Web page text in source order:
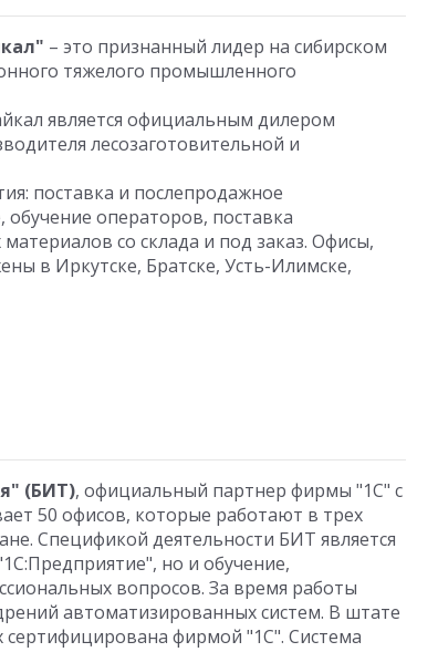
– это признанный лидер на сибирском
тяжелого промышленного
является официальным дилером
лесозаготовительной и
поставка и послепродажное
операторов, поставка
со склада и под заказ. Офисы,
в Иркутске, Братске, Усть-Илимске,
(БИТ), официальный партнер фирмы "1С" с
50 офисов, которые работают в трех
Спецификой деятельности БИТ является
но и обучение,
вопросов. За время работы
автоматизированных систем. В штате
сертифицирована фирмой "1С". Система